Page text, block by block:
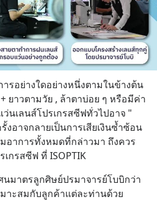
รอย่างใดอย่างหนึ่งตามในข้างต้น
ยาวตามวัย , ล้าตาบ่อย ๆ หรือมีค่า
นเลนส์โปรเกรสซีฟทั่วไปอาจ "
อาจกลายเป็นการเสียเงินซ้ำซ้อน
อาการทั้งหมดที่กล่าวมา ถึงควร
กรสซีฟ ที่ ISOPTIK
มาตรลูกศิษย์ปรมาจารย์โบบิกว่า
าะสมกับลูกค้าแต่ละท่านด้วย